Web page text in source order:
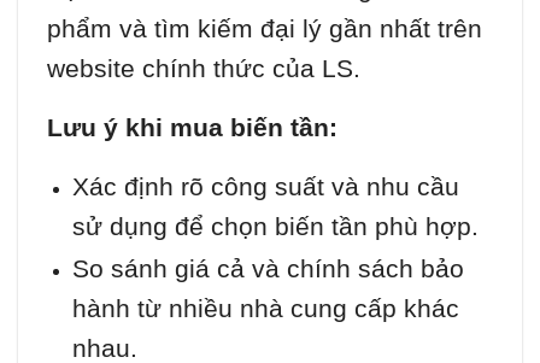
phẩm và tìm kiếm đại lý gần nhất trên
website chính thức của LS.
Lưu ý khi mua biến tần:
Xác định rõ công suất và nhu cầu
sử dụng để chọn biến tần phù hợp.
So sánh giá cả và chính sách bảo
hành từ nhiều nhà cung cấp khác
nhau.